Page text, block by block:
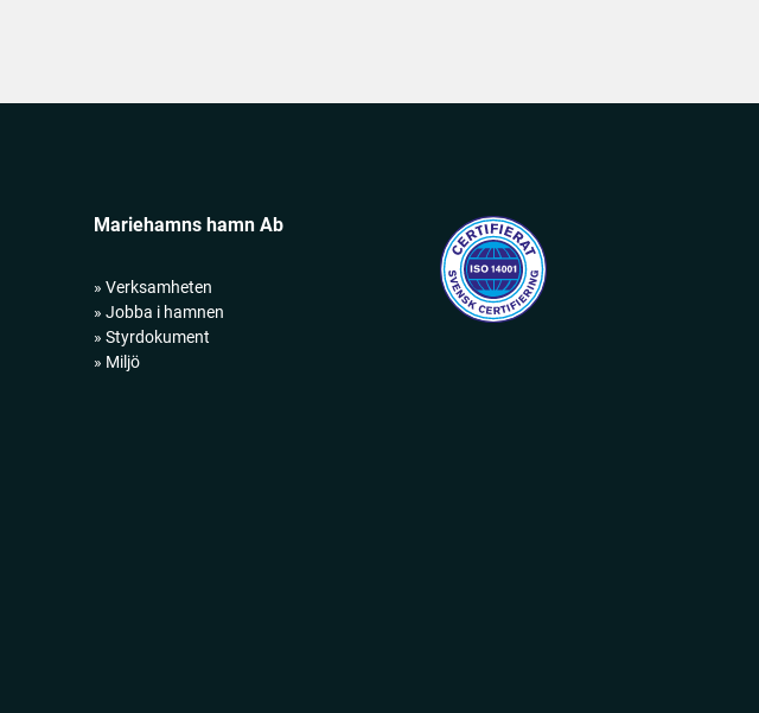
Mariehamns hamn Ab
» Verksamheten
» Jobba i hamnen
» Styrdokument
» Miljö